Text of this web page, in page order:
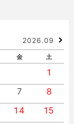
2026.09
金 土
1
7
8
14
15